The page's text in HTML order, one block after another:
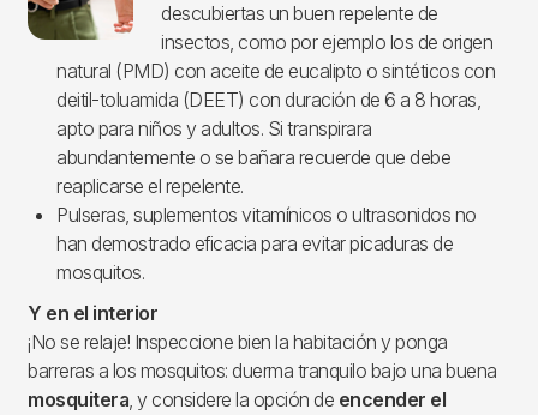
descubiertas un buen repelente de
insectos, como por ejemplo los de origen
natural (PMD) con aceite de eucalipto o sintéticos con
deitil-toluamida (DEET) con duración de 6 a 8 horas,
apto para niños y adultos. Si transpirara
abundantemente o se bañara recuerde que debe
reaplicarse el repelente.
Pulseras, suplementos vitamínicos o ultrasonidos no
han demostrado eficacia para evitar picaduras de
mosquitos.
Y en el interior
¡No se relaje! Inspeccione bien la habitación y ponga
barreras a los mosquitos: duerma tranquilo bajo una buena
mosquitera, y considere la opción de encender el